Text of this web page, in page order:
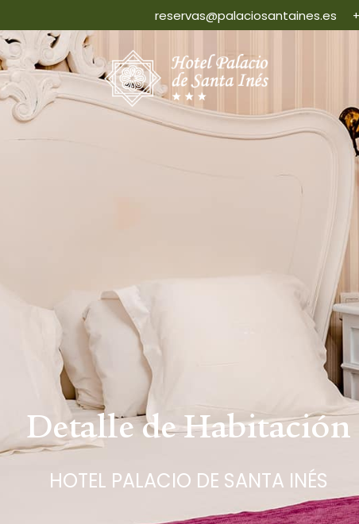
reservas@palaciosantaines.es
Detalle de Habitación
HOTEL PALACIO DE SANTA INÉS